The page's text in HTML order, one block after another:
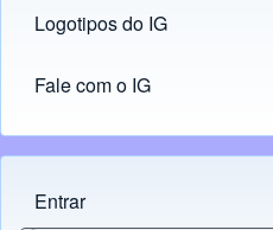
Logotipos do IG
(opens in new tab)
Fale com o IG
Menu do usuário
Entrar